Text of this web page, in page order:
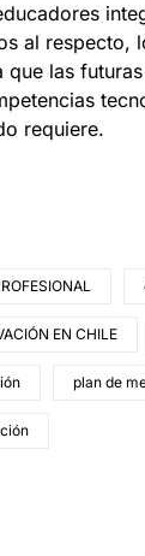
al
las
requiere.
EN CHILE
plan de